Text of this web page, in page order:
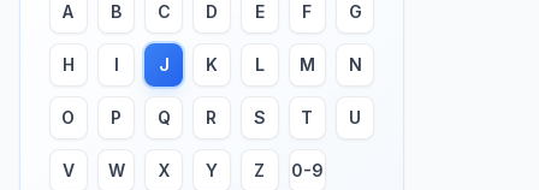
A B C D E F G
H I J K L M N
O P Q R S T U
V W X Y Z 0-9